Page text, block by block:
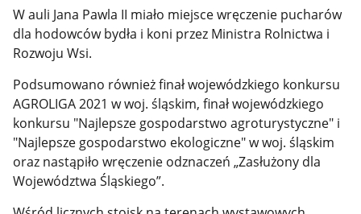
W auli Jana Pawla II miało miejsce wręczenie pucharów
dla hodowców bydła i koni przez Ministra Rolnictwa i
Rozwoju Wsi.
Podsumowano również finał wojewódzkiego konkursu
AGROLIGA 2021 w woj. śląskim, finał wojewódzkiego
konkursu "Najlepsze gospodarstwo agroturystyczne" i
"Najlepsze gospodarstwo ekologiczne" w woj. śląskim
oraz nastąpiło wręczenie odznaczeń „Zasłużony dla
Województwa Śląskiego”.